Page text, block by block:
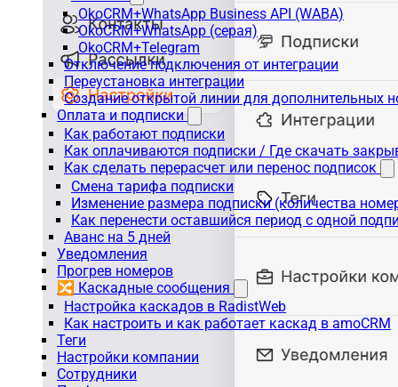
OkoCRM+WhatsApp Business API (WABA)
OkoCRM+WhatsApp (серая)
OkoCRM+Telegram
Отключение подключения от интеграции
Переустановка интеграции
Создание открытой линии для дополнительных
Оплата и подписки
Как работают подписки
Как оплачиваются подписки / Где скачать
Как сделать перерасчет или перенос подписок
Смена тарифа подписки
Изменение размера подписки (количества
Как перенести оставшийся период с одной
Аванс на 5 дней
Уведомления
Прогрев номеров
🔀 Каскадные сообщения
Настройка каскадов в RadistWeb
Как настроить и как работает каскад в amoCRM
Теги
Настройки компании
Сотрудники